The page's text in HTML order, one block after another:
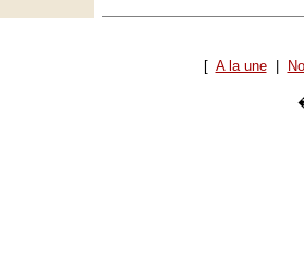
[ A la une|